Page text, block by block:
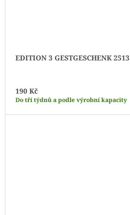
EDITION 3 GESTGESCHENK 2513
190 Kč
Do tří týdnů a podle výrobní kapacity